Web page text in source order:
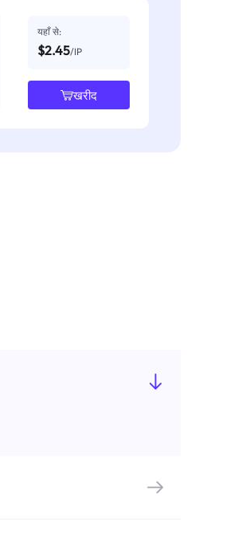
यहाँ से:
$2.45/IP
खरीद